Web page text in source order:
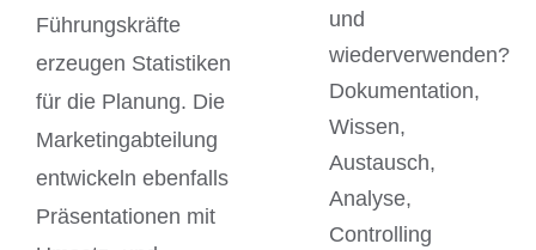
Führungskräfte
erzeugen Statistiken
für die Planung. Die
Marketingabteilung
entwickeln ebenfalls
Präsentationen mit
und
wiederverwenden?
Dokumentation,
Wissen,
Austausch,
Analyse,
Controlling